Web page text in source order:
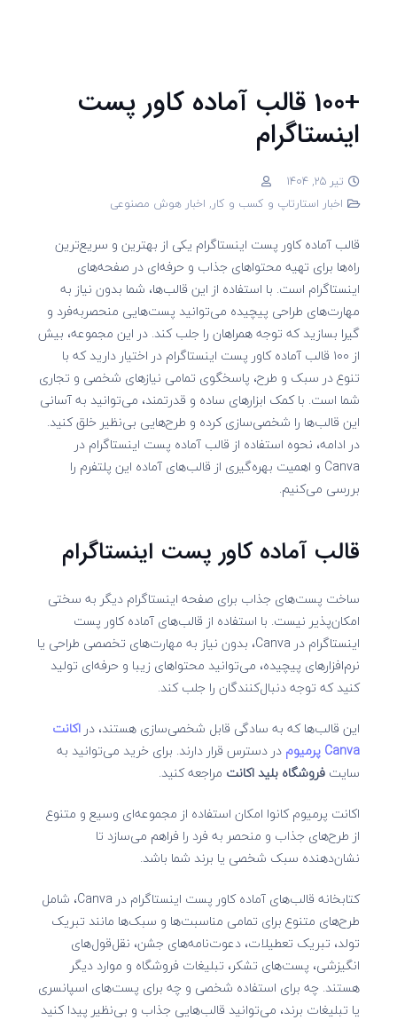
+100 قالب آماده کاور پست
اینستاگرام
تیر 25, 1404
اخبار استارتاپ و کسب و کار, اخبار هوش مصنوعی
قالب آماده کاور پست اینستاگرام یکی از بهترین و سریع‌ترین
راه‌ها برای تهیه محتواهای جذاب و حرفه‌ای در صفحه‌های
اینستاگرام است. با استفاده از این قالب‌ها، شما بدون نیاز به
مهارت‌های طراحی پیچیده می‌توانید پست‌هایی منحصربه‌فرد و
گیرا بسازید که توجه همراهان را جلب کند. در این مجموعه، بیش
از ۱۰۰ قالب آماده کاور پست اینستاگرام در اختیار دارید که با
تنوع در سبک و طرح، پاسخگوی تمامی نیازهای شخصی و تجاری
شما است. با کمک ابزارهای ساده و قدرتمند، می‌توانید به آسانی
این قالب‌ها را شخصی‌سازی کرده و طرح‌هایی بی‌نظیر خلق کنید.
در ادامه، نحوه استفاده از قالب آماده پست اینستاگرام در
Canva و اهمیت بهره‌گیری از قالب‌های آماده این پلتفرم را
بررسی می‌کنیم.
قالب آماده کاور پست اینستاگرام
ساخت پست‌های جذاب برای صفحه اینستاگرام دیگر به سختی
امکان‌پذیر نیست. با استفاده از قالب‌های آماده کاور پست
اینستاگرام در Canva، بدون نیاز به مهارت‌های تخصصی طراحی یا
نرم‌افزارهای پیچیده، می‌توانید محتواهای زیبا و حرفه‌ای تولید
کنید که توجه دنبال‌کنندگان را جلب کند.
این قالب‌ها که به سادگی قابل شخصی‌سازی هستند، در اکانت
Canva پرمیوم در دسترس قرار دارند. برای خرید می‌توانید به
سایت فروشگاه بلید اکانت مراجعه کنید.
اکانت پرمیوم کانوا امکان استفاده از مجموعه‌ای وسیع و متنوع
از طرح‌های جذاب و منحصر به فرد را فراهم می‌سازد تا
نشان‌دهنده سبک شخصی یا برند شما باشد.
کتابخانه قالب‌های آماده کاور پست اینستاگرام در Canva، شامل
طرح‌های متنوع برای تمامی مناسبت‌ها و سبک‌ها مانند تبریک
تولد، تبریک تعطیلات، دعوت‌نامه‌های جشن، نقل‌قول‌های
انگیزشی، پست‌های تشکر، تبلیغات فروشگاه و موارد دیگر
هستند. چه برای استفاده شخصی و چه برای پست‌های اسپانسری
یا تبلیغات برند، می‌توانید قالب‌هایی جذاب و بی‌نظیر پیدا کنید